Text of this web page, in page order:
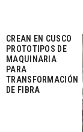
CREAN EN CUSCO
PROTOTIPOS DE
MAQUINARIA
PARA
TRANSFORMACIÓN
DE FIBRA